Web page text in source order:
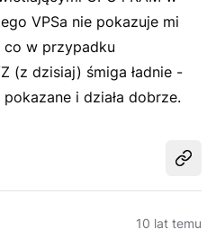
VPSa nie pokazuje mi
co w przypadku
(z dzisiaj) śmiga ładnie -
i działa dobrze.
10 lat temu